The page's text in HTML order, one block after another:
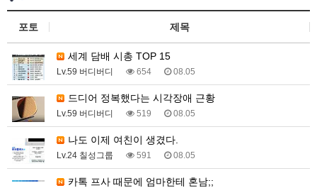
포토 제목
세계 담배 시총 TOP 15
Lv.59 버디버디 654 08.05
드디어 정복했다는 시각장애 근황
Lv.59 버디버디 519 08.05
나도 이제 여친이 생겼다.
Lv.24 칠성그룹 591 08.05
카톡 프사 때문에 엄마한테 혼남;;